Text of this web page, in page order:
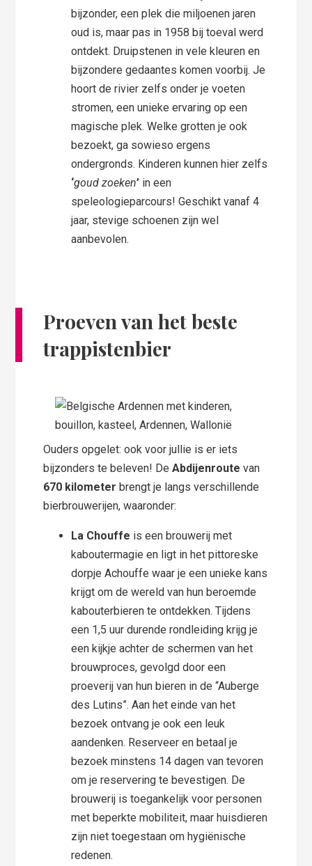
bijzonder, een plek die miljoenen jaren
oud is, maar pas in 1958 bij toeval werd
ontdekt. Druipstenen in vele kleuren en
bijzondere gedaantes komen voorbij. Je
hoort de rivier zelfs onder je voeten
stromen, een unieke ervaring op een
magische plek. Welke grotten je ook
bezoekt, ga sowieso ergens
ondergronds. Kinderen kunnen hier zelfs
‘goud zoeken’ in een
speleologieparcours! Geschikt vanaf 4
jaar, stevige schoenen zijn wel
aanbevolen.
Proeven van het beste
trappistenbier
Ouders opgelet: ook voor jullie is er iets
bijzonders te beleven! DeAbdijenroute van
670 kilometer brengt je langs verschillende
bierbrouwerijen, waaronder:
La Chouffe is een brouwerij met
kaboutermagie en ligt in het pittoreske
dorpje Achouffe waar je een unieke kans
krijgt om de wereld van hun beroemde
kabouterbieren te ontdekken. Tijdens
een 1,5 uur durende rondleiding krijg je
een kijkje achter de schermen van het
brouwproces, gevolgd door een
proeverij van hun bieren in de “Auberge
des Lutins”. Aan het einde van het
bezoek ontvang je ook een leuk
aandenken. Reserveer en betaal je
bezoek minstens 14 dagen van tevoren
om je reservering te bevestigen. De
brouwerij is toegankelijk voor personen
met beperkte mobiliteit, maar huisdieren
zijn niet toegestaan om hygiënische
redenen.